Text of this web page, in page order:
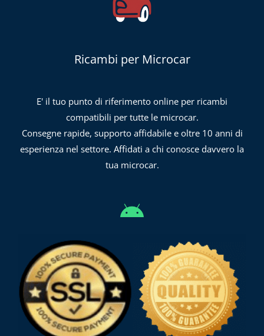
Ricambi per Microcar
E' il tuo punto di riferimento online per ricambi
compatibili per tutte le microcar.
Consegne rapide, supporto affidabile e oltre 10 anni di
esperienza nel settore. Affidati a chi conosce davvero la
tua microcar.